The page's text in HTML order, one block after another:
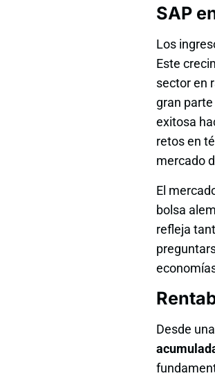
SAP
Los
Este
sector en
gran
exitosa
retos en
mercado
El
bolsa
refleja
Desde